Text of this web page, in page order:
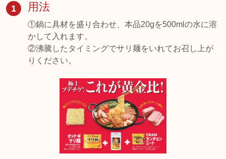
1 用法
①鍋に具材を盛り合わせ、本品20gを500mlの水に溶
かして入れます。
②沸騰したタイミングでサリ麺をいれてお召し上が
りください。